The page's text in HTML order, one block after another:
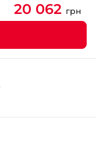
20 062 грн